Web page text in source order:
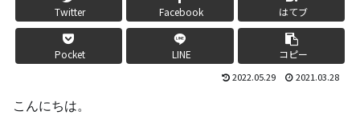
Twitter Facebook はてブ
Pocket LINE コピー
2022.05.29 2021.03.28
こんにちは。